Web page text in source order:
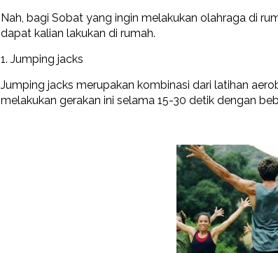
Nah, bagi Sobat yang ingin melakukan olahraga di
dapat kalian lakukan di rumah.
1. Jumping jacks
Jumping jacks merupakan kombinasi dari latihan
melakukan gerakan ini selama 15-30 detik dengan